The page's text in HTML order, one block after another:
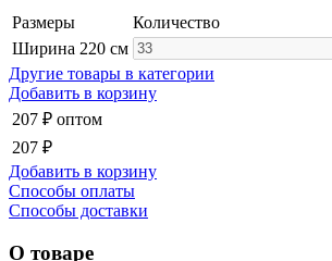
Размеры Количество
Ширина 220 см
Другие товары в категории
Добавить в корзину
207 ₽ оптом
207 ₽
Добавить в корзину
Способы оплаты
Способы доставки
О товаре